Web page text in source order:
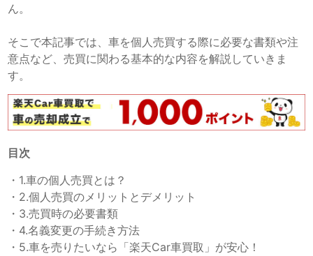
ん。
そこで本記事では、車を個人売買する際に必要な書類や注
意点など、売買に関わる基本的な内容を解説していきま
す。
目次
・ 1.車の個人売買とは？
・ 2.個人売買のメリットとデメリット
・ 3.売買時の必要書類
・ 4.名義変更の手続き方法
・ 5.車を売りたいなら「楽天Car車買取」が安心！